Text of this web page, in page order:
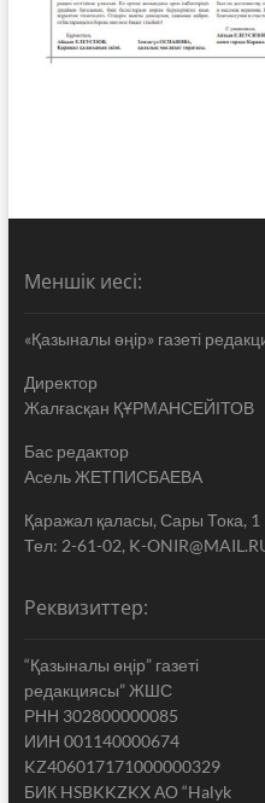
Меншік иесі:
«Қазыналы өңір» газеті
Директор
Жалғасқан ҚҰРМАНСЕЙІТОВ
Бас редактор
Асель ЖЕТПИСБАЕВА
Қаражал қаласы, Сары Тока, 1
Тел: 2-61-02, K-
Реквизиттер:
“Қазыналы өңір” газеті
редакциясы” ЖШС
РНН 302800000085
ИИН 001140000674
KZ406017171000000329
БИК HSBKKZKX АО “Halyk